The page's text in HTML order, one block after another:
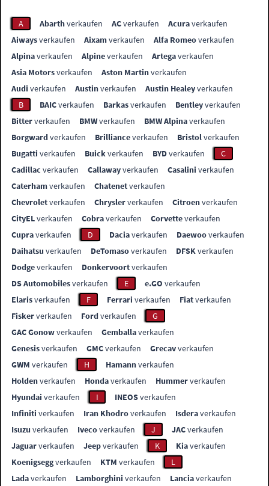
A Abarthverkaufen ACverkaufen Acuraverkaufen
Aiwaysverkaufen Aixamverkaufen Alfa Romeoverkaufen
Alpinaverkaufen Alpineverkaufen Artegaverkaufen
Asia Motorsverkaufen Aston Martinverkaufen
Audi verkaufen Austinverkaufen Austin Healeyverkaufen
B
BAICverkaufen Barkasverkaufen Bentleyverkaufen
Bitterverkaufen BMWverkaufen BMW Alpinaverkaufen
Borgwardverkaufen Brillianceverkaufen Bristolverkaufen
Bugatti verkaufen Buickverkaufen BYDverkaufen
C
Cadillac verkaufen Callawayverkaufen Casalini verkaufen
Caterhamverkaufen Chatenetverkaufen
Chevroletverkaufen Chryslerverkaufen Citroenverkaufen
CityELverkaufen Cobraverkaufen Corvetteverkaufen
Cupraverkaufen D Daciaverkaufen Daewooverkaufen
Daihatsu verkaufen DeTomasoverkaufen DFSKverkaufen
Dodgeverkaufen Donkervoortverkaufen
DS Automobilesverkaufen E e.GO verkaufen
Elarisverkaufen F Ferrari verkaufen Fiatverkaufen
Fiskerverkaufen Fordverkaufen
G
GAC Gonowverkaufen Gemballaverkaufen
Genesisverkaufen GMCverkaufen Grecavverkaufen
GWM verkaufen H Hamannverkaufen
Holdenverkaufen Hondaverkaufen Hummerverkaufen
Hyundai verkaufen I INEOSverkaufen
Infiniti verkaufen Iran Khodroverkaufen Isderaverkaufen
Isuzu verkaufen Ivecoverkaufen J JACverkaufen
Jaguarverkaufen Jeepverkaufen K Kiaverkaufen
Koenigseggverkaufen KTM verkaufen
L
Ladaverkaufen Lamborghini verkaufen Lanciaverkaufen